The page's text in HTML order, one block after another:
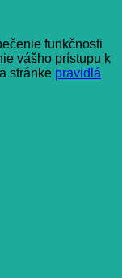
funkčnosti
vášho prístupu k
stránke pravidlá